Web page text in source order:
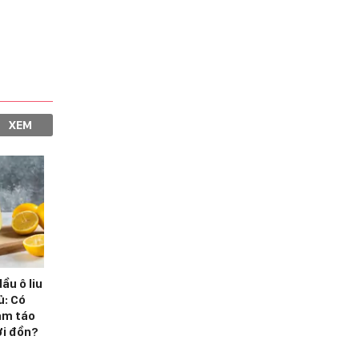
XEM
ô liu
Có
táo
đồn?